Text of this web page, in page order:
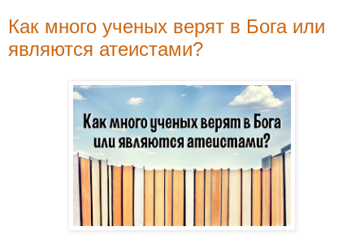
Как много ученых верят в Бога или
являются атеистами?